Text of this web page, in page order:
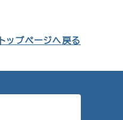
トップページへ戻る